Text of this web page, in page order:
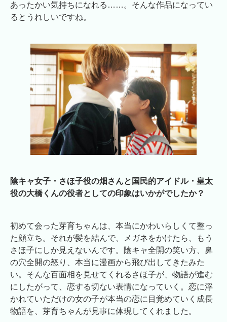
あったかい気持ちになれる……。そんな作品になってい
るとうれしいですね。
陰キャ女子 ・ さほ子役の畑さんと 国民的アイドル・ 皇太
役の大橋くんの役者としての印象はいかがでしたか？
初めて会った芽育ちゃんは、本当にかわいらしくて整っ
た顔立ち。それが髪を結んで、メガネをかけたら、もう
さほ子にしか見えないんです。陰キャ全開の笑い方、鼻
の穴全開の怒り、本当に漫画から飛び出してきたみた
い。そんな百面相を見せてくれるさほ子が、物語が進む
にしたがって、恋する切ない表情になっていく。恋に浮
かれていただけの女の子が本当の恋に目覚めていく成長
物語を、芽育ちゃんが見事に体現してくれました。